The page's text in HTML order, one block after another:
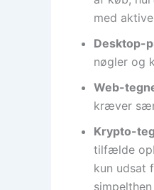
med
Desktop-
nøgler og
Web-
kræver
Krypto-
tilfælde
kun udsat